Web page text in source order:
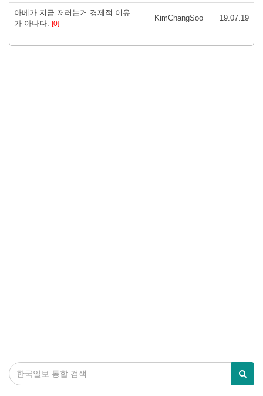
아베가 지금 저러는거 경제적 이유
가 아나다. [0]
KimChangSoo 19.07.19